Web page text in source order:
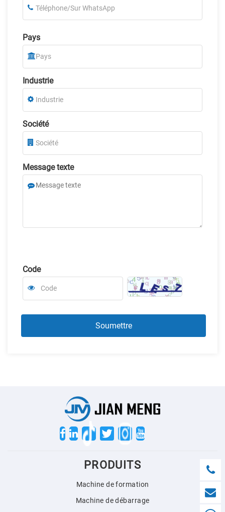
Pays
Industrie
Société
Message texte
Code
Twitter
PRODUITS
Machine de formation
Machine de débarrage